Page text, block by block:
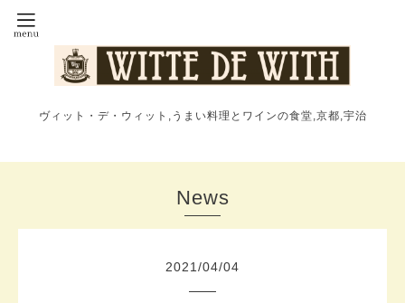
ヴィット・デ・ウィット,うまい料理とワインの食堂,京都,宇治
News
2021 /04/04